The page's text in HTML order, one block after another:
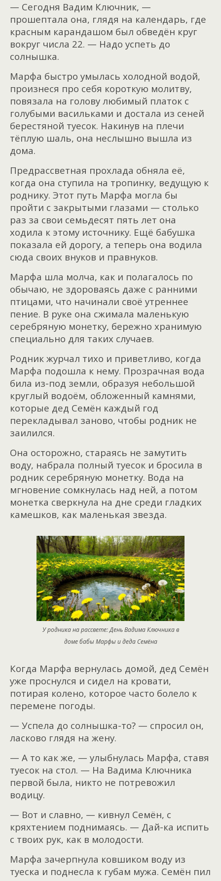
— Сегодня Вадим Ключник, —
прошептала она, глядя на календарь, где
красным карандашом был обведён круг
вокруг числа 22. — Надо успеть до
солнышка.
Марфа быстро умылась холодной водой,
произнеся про себя короткую молитву,
повязала на голову любимый платок с
голубыми васильками и достала из сеней
берестяной туесок. Накинув на плечи
тёплую шаль, она неслышно вышла из
дома.
Предрассветная прохлада обняла её,
когда она ступила на тропинку, ведущую к
роднику. Этот путь Марфа могла бы
пройти с закрытыми глазами — столько
раз за свои семьдесят пять лет она
ходила к этому источнику. Ещё бабушка
показала ей дорогу, а теперь она водила
сюда своих внуков и правнуков.
Марфа шла молча, как и полагалось по
обычаю, не здороваясь даже с ранними
птицами, что начинали своё утреннее
пение. В руке она сжимала маленькую
серебряную монетку, бережно хранимую
специально для таких случаев.
Родник журчал тихо и приветливо, когда
Марфа подошла к нему. Прозрачная вода
била из-под земли, образуя небольшой
круглый водоём, обложенный камнями,
которые дед Семён каждый год
перекладывал заново, чтобы родник не
заилился.
Она осторожно, стараясь не замутить
воду, набрала полный туесок и бросила в
родник серебряную монетку. Вода на
мгновение сомкнулась над ней, а потом
монетка сверкнула на дне среди гладких
камешков, как маленькая звезда.
У родника на рассвете: День Вадима Ключника в
доме бабы Марфы и деда Семёна
Когда Марфа вернулась домой, дед Семён
уже проснулся и сидел на кровати,
потирая колено, которое часто болело к
перемене погоды.
— Успела до солнышка-то? — спросил он,
ласково глядя на жену.
— А то как же, — улыбнулась Марфа, ставя
туесок на стол. — На Вадима Ключника
первой была, никто не потревожил
водицу.
— Вот и славно, — кивнул Семён, с
кряхтением поднимаясь. — Дай-ка испить
с твоих рук, как в молодости.
Марфа зачерпнула ковшиком воду из
туеска и поднесла к губам мужа. Семён пил